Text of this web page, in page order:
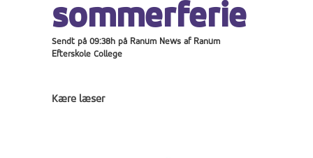
sommerferie
Sendt på 09:38h på Ranum News af Ranum
Efterskole College
Kære læser